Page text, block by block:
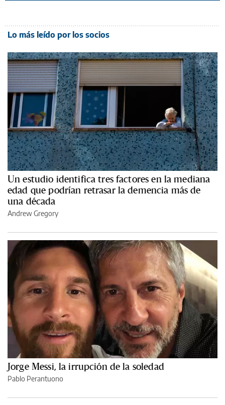
Lo más leído por los socios
Un estudio identifica tres factores en la mediana
edad que podrían retrasar la demencia más de
una década
Andrew Gregory
Jorge Messi, la irrupción de la soledad
Pablo Perantuono